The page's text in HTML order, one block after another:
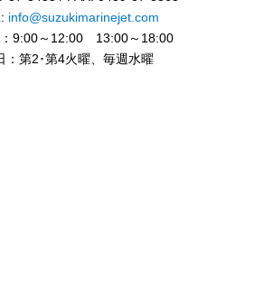
info@suzukimarinejet.com
9:00～12:00 13:00～18:00
：第2･第4火曜、毎週水曜